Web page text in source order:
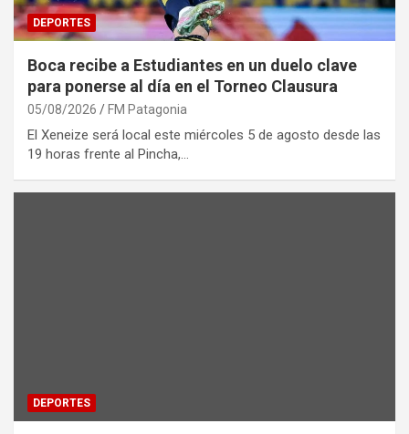
DEPORTES
Boca recibe a Estudiantes en un duelo clave
para ponerse al día en el Torneo Clausura
05/08/2026 FM Patagonia
El Xeneize será local este miércoles 5 de agosto desde las
19 horas frente al Pincha,…
DEPORTES